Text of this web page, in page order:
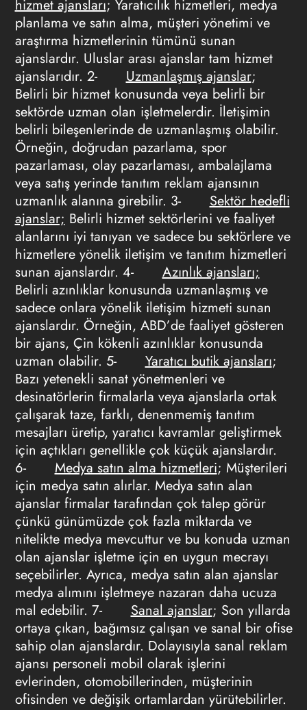
hizmet ajansları; Yaratıcılık hizmetleri, medya
planlama ve satın alma, müşteri yönetimi ve
araştırma hizmetlerinin tümünü sunan
ajanslardır. Uluslar arası ajanslar tam hizmet
ajanslarıdır. 2-Uzmanlaşmış ajanslar;
Belirli bir hizmet konusunda veya belirli bir
sektörde uzman olan işletmelerdir. İletişimin
belirli bileşenlerinde de uzmanlaşmış olabilir.
Örneğin, doğrudan pazarlama, spor
pazarlaması, olay pazarlaması, ambalajlama
veya satış yerinde tanıtım reklam ajansının
uzmanlık alanına girebilir. 3-Sektör hedefli
ajanslar;Belirli hizmet sektörlerini ve faaliyet
alanlarını iyi tanıyan ve sadece bu sektörlere ve
hizmetlere yönelik iletişim ve tanıtım hizmetleri
sunan ajanslardır. 4-Azınlık ajansları;
Belirli azınlıklar konusunda uzmanlaşmış ve
sadece onlara yönelik iletişim hizmeti sunan
ajanslardır. Örneğin, ABD’de faaliyet gösteren
bir ajans, Çin kökenli azınlıklar konusunda
uzman olabilir. 5-Yaratıcı butik ajansları;
Bazı yetenekli sanat yönetmenleri ve
desinatörlerin firmalarla veya ajanslarla ortak
çalışarak taze, farklı, denenmemiş tanıtım
mesajları üretip, yaratıcı kavramlar geliştirmek
için açtıkları genellikle çok küçük ajanslardır.
6-Medya satın alma hizmetleri; Müşterileri
için medya satın alırlar. Medya satın alan
ajanslar firmalar tarafından çok talep görür
çünkü günümüzde çok fazla miktarda ve
nitelikte medya mevcuttur ve bu konuda uzman
olan ajanslar işletme için en uygun mecrayı
seçebilirler. Ayrıca, medya satın alan ajanslar
medya alımını işletmeye nazaran daha ucuza
mal edebilir. 7-Sanal ajanslar; Son yıllarda
ortaya çıkan, bağımsız çalışan ve sanal bir ofise
sahip olan ajanslardır. Dolayısıyla sanal reklam
ajansı personeli mobil olarak işlerini
evlerinden, otomobillerinden, müşterinin
ofisinden ve değişik ortamlardan yürütebilirler.